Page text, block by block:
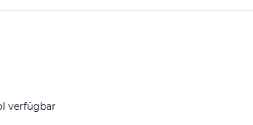
verfügbar